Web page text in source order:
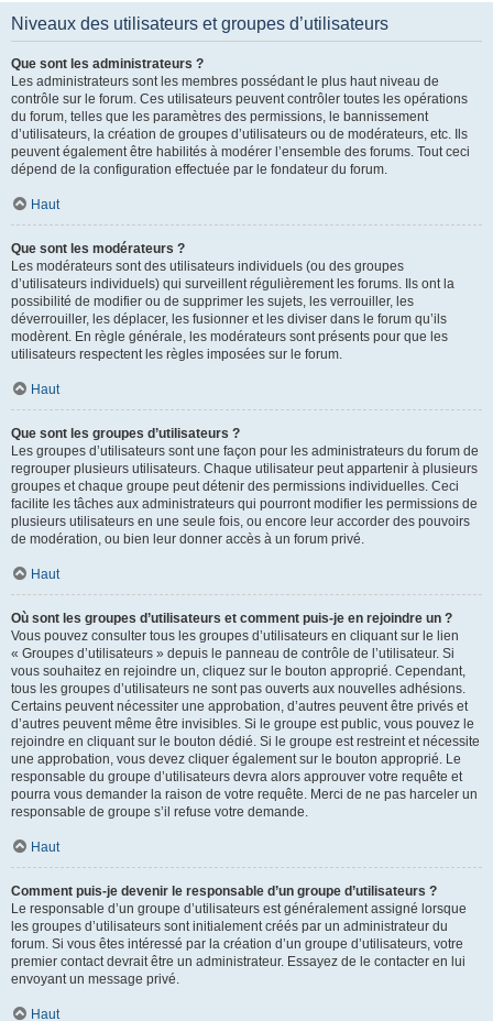
Niveaux des utilisateurs et groupes d’utilisateurs
Que sont les administrateurs ?
Les administrateurs sont les membres possédant le plus haut niveau de
contrôle sur le forum. Ces utilisateurs peuvent contrôler toutes les opérations
du forum, telles que les paramètres des permissions, le bannissement
d’utilisateurs, la création de groupes d’utilisateurs ou de modérateurs, etc. Ils
peuvent également être habilités à modérer l’ensemble des forums. Tout ceci
dépend de la configuration effectuée par le fondateur du forum.
Haut
Que sont les modérateurs ?
Les modérateurs sont des utilisateurs individuels (ou des groupes
d’utilisateurs individuels) qui surveillent régulièrement les forums. Ils ont la
possibilité de modifier ou de supprimer les sujets, les verrouiller, les
déverrouiller, les déplacer, les fusionner et les diviser dans le forum qu’ils
modèrent. En règle générale, les modérateurs sont présents pour que les
utilisateurs respectent les règles imposées sur le forum.
Haut
Que sont les groupes d’utilisateurs ?
Les groupes d’utilisateurs sont une façon pour les administrateurs du forum de
regrouper plusieurs utilisateurs. Chaque utilisateur peut appartenir à plusieurs
groupes et chaque groupe peut détenir des permissions individuelles. Ceci
facilite les tâches aux administrateurs qui pourront modifier les permissions de
plusieurs utilisateurs en une seule fois, ou encore leur accorder des pouvoirs
de modération, ou bien leur donner accès à un forum privé.
Haut
Où sont les groupes d’utilisateurs et comment puis-je en rejoindre un ?
Vous pouvez consulter tous les groupes d’utilisateurs en cliquant sur le lien
« Groupes d’utilisateurs » depuis le panneau de contrôle de l’utilisateur. Si
vous souhaitez en rejoindre un, cliquez sur le bouton approprié. Cependant,
tous les groupes d’utilisateurs ne sont pas ouverts aux nouvelles adhésions.
Certains peuvent nécessiter une approbation, d’autres peuvent être privés et
d’autres peuvent même être invisibles. Si le groupe est public, vous pouvez le
rejoindre en cliquant sur le bouton dédié. Si le groupe est restreint et nécessite
une approbation, vous devez cliquer également sur le bouton approprié. Le
responsable du groupe d’utilisateurs devra alors approuver votre requête et
pourra vous demander la raison de votre requête. Merci de ne pas harceler un
responsable de groupe s’il refuse votre demande.
Haut
Comment puis-je devenir le responsable d’un groupe d’utilisateurs ?
Le responsable d’un groupe d’utilisateurs est généralement assigné lorsque
les groupes d’utilisateurs sont initialement créés par un administrateur du
forum. Si vous êtes intéressé par la création d’un groupe d’utilisateurs, votre
premier contact devrait être un administrateur. Essayez de le contacter en lui
envoyant un message privé.
Haut